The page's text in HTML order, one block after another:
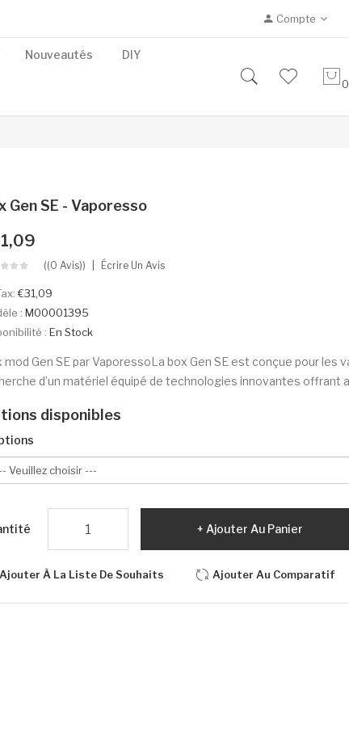
Compte
Nouveautés DIY
Gen SE - Vaporesso
((0 Avis)) Écrire Un Avis
€31,09
: M00001395
: En Stock
mod Gen SE par VaporessoLa box Gen SE est conçue pour les
d’un matériel équipé de technologies innovantes offrant
disponibles
Ajouter Au Panier
Ajouter À La Liste De Souhaits Ajouter Au Comparatif